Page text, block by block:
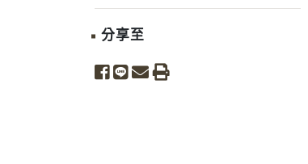
分享至
share to facebook
share to line
share to email
print